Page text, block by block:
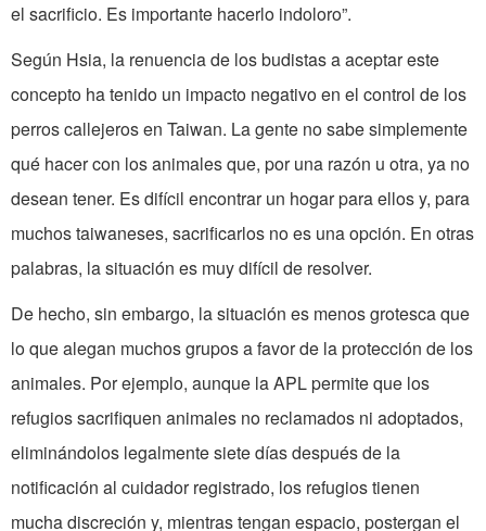
el sacrificio. Es importante hacerlo indoloro”.
Según Hsia, la renuencia de los budistas a aceptar este
concepto ha tenido un impacto negativo en el control de los
perros callejeros en Taiwan. La gente no sabe simplemente
qué hacer con los animales que, por una razón u otra, ya no
desean tener. Es difícil encontrar un hogar para ellos y, para
muchos taiwaneses, sacrificarlos no es una opción. En otras
palabras, la situación es muy difícil de resolver.
De hecho, sin embargo, la situación es menos grotesca que
lo que alegan muchos grupos a favor de la protección de los
animales. Por ejemplo, aunque la APL permite que los
refugios sacrifiquen animales no reclamados ni adoptados,
eliminándolos legalmente siete días después de la
notificación al cuidador registrado, los refugios tienen
mucha discreción y, mientras tengan espacio, postergan el